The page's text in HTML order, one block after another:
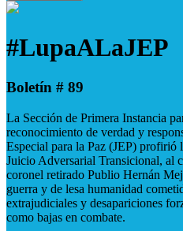
#LupaALaJEP
Boletín # 89
La Sección de Primera Instancia
reconocimiento de verdad y
Especial para la Paz (JEP) profirió
Juicio Adversarial Transicional, al
coronel retirado Publio Hernán
guerra y de lesa humanidad
extrajudiciales y desapariciones
como bajas en combate.